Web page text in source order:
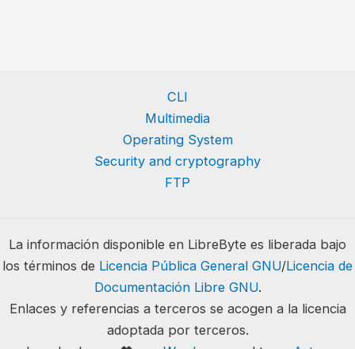
CLI
Multimedia
Operating System
Security and cryptography
FTP
La información disponible en LibreByte es liberada bajo
los términos de Licencia Pública General GNU/Licencia de
Documentación Libre GNU.
Enlaces y referencias a terceros se acogen a la licencia
adoptada por terceros.